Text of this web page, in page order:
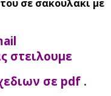
σε σακουλακι με
στειλουμε
σε pdf .